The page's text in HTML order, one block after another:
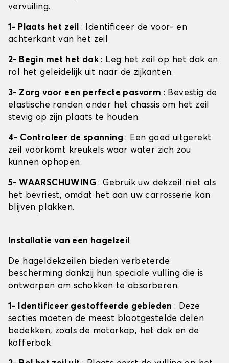
vervuiling.
1- Plaats het zeil : Identificeer de voor- en
achterkant van het zeil
2- Begin met het dak: Leg het zeil op het dak en
rol het geleidelijk uit naar de zijkanten.
3- Zorg voor een perfecte pasvorm : Bevestig de
elastische randen onder het chassis om het zeil
stevig op zijn plaats te houden.
4- Controleer de spanning: Een goed uitgerekt
zeil voorkomt kreukels waar water zich zou
kunnen ophopen.
5- WAARSCHUWING: Gebruik uw dekzeil niet als
het bevriest, omdat het aan uw carrosserie kan
blijven plakken.
Installatie van een hagelzeil
De hageldekzeilen bieden verbeterde
bescherming dankzij hun speciale vulling die is
ontworpen om schokken te absorberen.
1- Identificeer gestoffeerde gebieden: Deze
secties moeten de meest blootgestelde delen
bedekken, zoals de motorkap, het dak en de
kofferbak.